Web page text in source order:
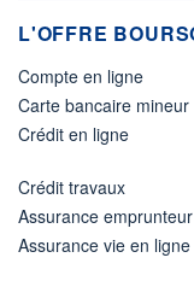
L'OFFRE
Compte en ligne
Carte bancaire mineur
Crédit en ligne
Crédit travaux
Assurance emprunteur
Assurance vie en ligne